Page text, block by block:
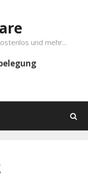
und mehr...
Suchen